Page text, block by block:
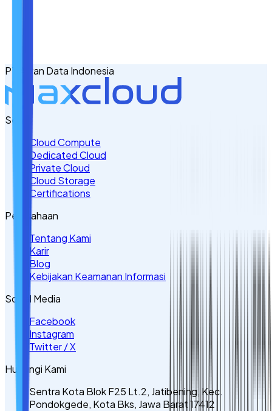
Tulis Kebutuhan Anda di Sini
PT Awan Data Indonesia
Servis
Cloud Compute
Dedicated Cloud
Private Cloud
Cloud Storage
Certifications
Perusahaan
Tentang Kami
Karir
Blog
Kebijakan Keamanan Informasi
Sosial Media
Facebook
Instagram
Twitter / X
Hubungi Kami
Sentra Kota Blok F25 Lt.2, Jatibening, Kec.
Pondokgede, Kota Bks, Jawa Barat 17412